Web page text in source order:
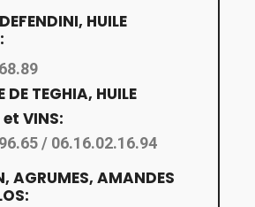
HUILE
DE TEGHIA, HUILE
et VINS:
/ 06.16.02.16.94
AGRUMES, AMANDES